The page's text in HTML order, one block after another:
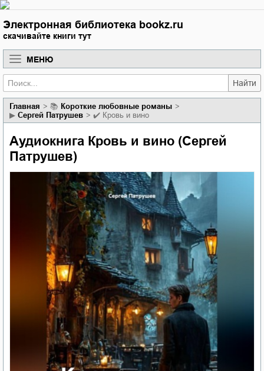
Электронная библиотека bookz.ru
скачивайте книги тут
МЕНЮ
Найти
Главная 📚
короткие любовные романы
▶ Сергей Патрушев ✔️ Кровь и вино
Аудиокнига Кровь и вино (Сергей
Патрушев)